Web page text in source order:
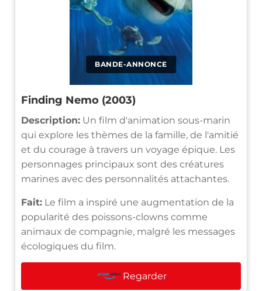
BANDE-ANNONCE
Finding Nemo (2003)
Description: Un film d'animation sous-marin
qui explore les thèmes de la famille, de l'amitié
et du courage à travers un voyage épique. Les
personnages principaux sont des créatures
marines avec des personnalités attachantes.
Fait: Le film a inspiré une augmentation de la
popularité des poissons-clowns comme
animaux de compagnie, malgré les messages
écologiques du film.
Regarder